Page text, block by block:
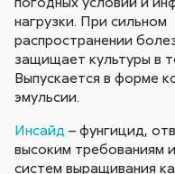
нагрузки. При сильном
распространении
защищает культуры в
Выпускается в форме
эмульсии.
Инсайд – фунгицид,
высоким требованиям
систем выращивания